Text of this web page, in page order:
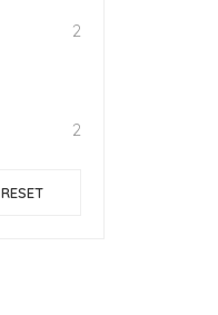
2
2
RESET